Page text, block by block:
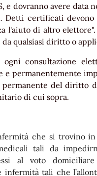
e dovranno avere data
. Detti certificati devono
l'aiuto di altro
qualsiasi diritto o
consultazione
permanentemente
del diritto
di cui sopra.
che si trovino
tali da
al voto
tali che